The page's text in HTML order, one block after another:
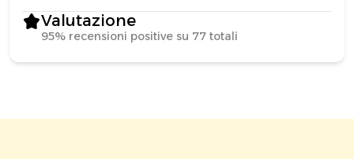
Valutazione
95% recensioni positive su 77 totali